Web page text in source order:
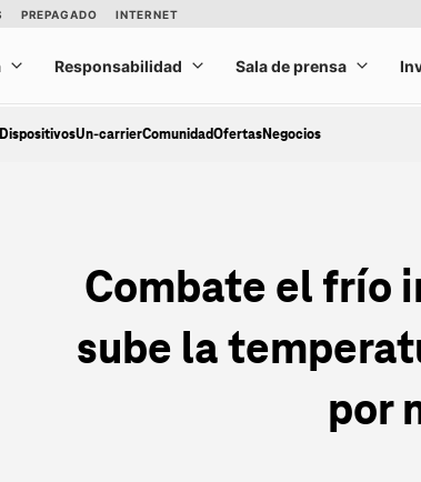
DispositivosUn-carrierComunidadOfertasNegocios
Combate el frío
sube la
por